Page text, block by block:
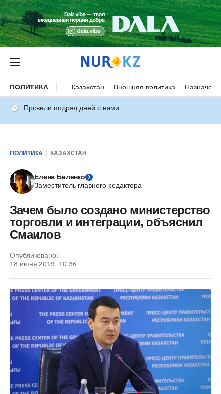
ПОЛИТИКА Казахстан Внешняя политика
Провели подряд дней с нами
ПОЛИТИКА КАЗАХСТАН
Елена Беленко
Заместитель главного редактора
Зачем было создано министерство
торговли и интеграции, объяснил
Смаилов
Опубликовано:
18 июня 2019, 10:36